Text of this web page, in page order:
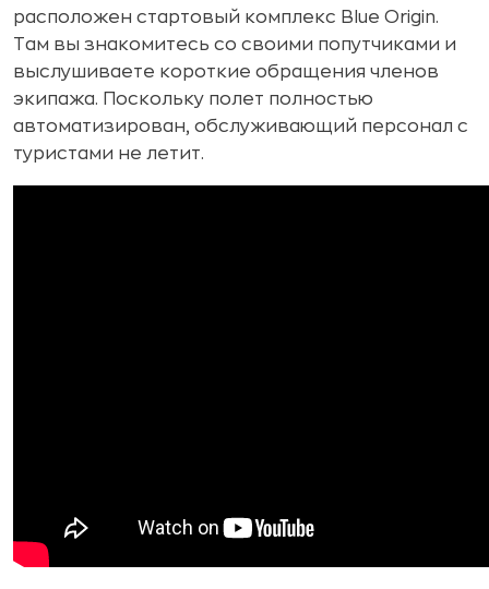
расположен стартовый комплекс Blue Origin.
Там вы знакомитесь со своими попутчиками и
выслушиваете короткие обращения членов
экипажа. Поскольку полет полностью
автоматизирован, обслуживающий персонал с
туристами не летит.